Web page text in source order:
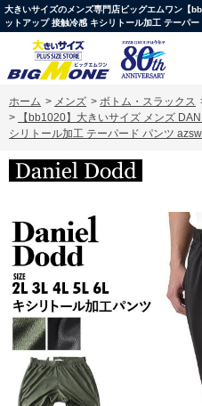
大きいサイズのメンズ専門店ビッグエムワン【
ットアップ 接触冷感 キシリトール加工 テーパ
ホーム > メンズ > ボトム・スラックス
>
【bb1020】大きいサイズ メンズ
シリトール加工 テーパード パンツ